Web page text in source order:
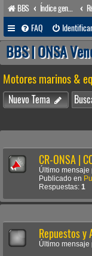
BBS Índice general
FAQ
BBS | ONSA
Motores marinos &
Nuevo Tema
CR-ONSA |
Último mensaje
Publicado en
Respuestas: 1
Repuestos y
Último mensaje